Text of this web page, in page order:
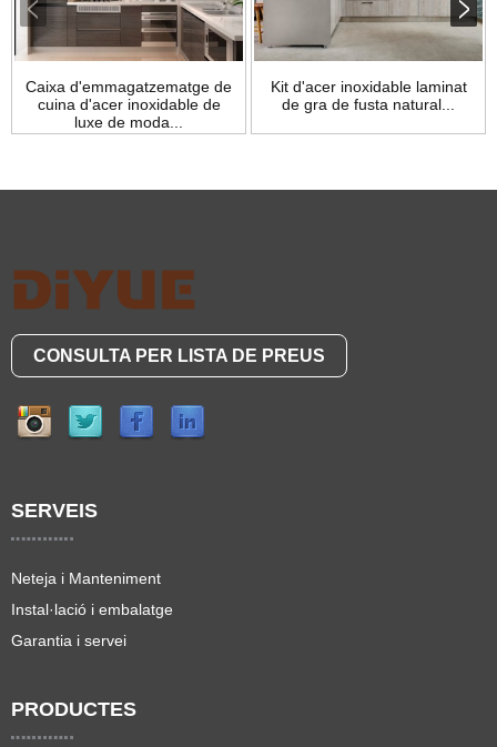
Caixa d'emmagatzematge de
cuina d'acer inoxidable de
luxe de moda...
Kit d'acer inoxidable laminat
de gra de fusta natural...
CONSULTA PER LISTA DE PREUS
SERVEIS
Neteja i Manteniment
Instal·lació i embalatge
Garantia i servei
PRODUCTES